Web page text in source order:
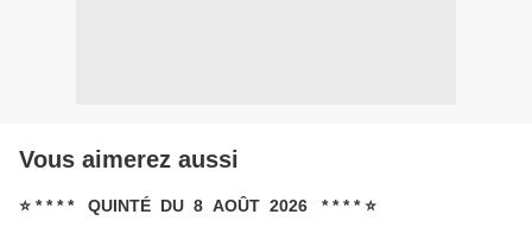
Vous aimerez aussi
⭐ * * * * QUINTÉ DU 8 AOÛT 2026 * * * * ⭐